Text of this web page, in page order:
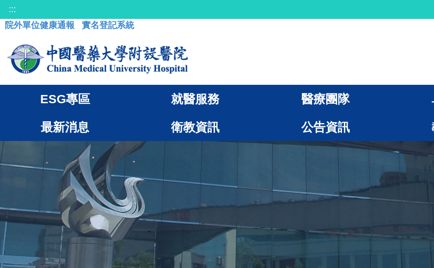
:::
院外單位健康通報
實名登記系統
ESG專區 就醫服務 醫療團隊
最新消息 衛教資訊 公告資訊